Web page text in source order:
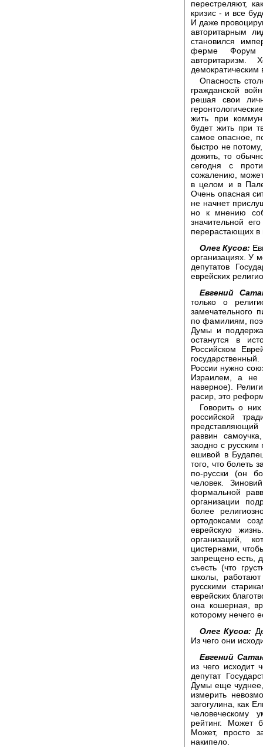
перестреляют,
кризис - и все
И даже
авторитарным
становился
ферме Форум
авторитаризм.
демократическим
Опасность
гражданской
решая свои
жить при
будет жить при
самое опасное,
быстро не
дожить, то
сегодня с
сожалению,
в целом и в
Очень опасная
не начнет
но к мнению
значительной
перерастающих в
Олег Кусов:
организациях. У
депутатов
еврейских
Евгений
только о
замечательного
по фамилиям,
Думы и
останутся в
Российском
России нужно
Израилем, а не
наверное).
расир, это
Говорить о
российской
раввин
заодно с
ешивой в
того, что болеть
по-русски (он
человек.
формальной
организации
более
ортодоксами
еврейскую
организаций,
цистернами,
запрещено есть,
съесть (что
школы,
русскими
еврейских
она кошерная,
которому нечего
Олег Кусов:
Из чего они
Евгений
из чего исходит
депутат
Думы еще
измерить
загогулина, как
человеческому
рейтинг. Может
Может, просто
накипело.